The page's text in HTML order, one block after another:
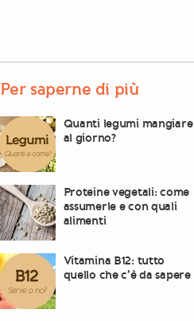
Per saperne di più
Quanti legumi mangiare
al giorno?
Proteine vegetali: come
assumerle e con quali
alimenti
Vitamina B12: tutto
quello che c’è da sapere